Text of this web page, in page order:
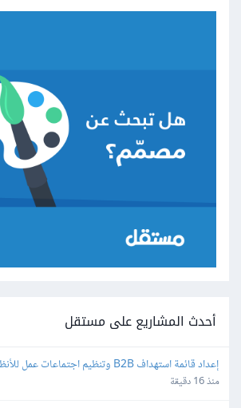
أحدث المشاريع على مستقل
إعداد قائمة استهداف B2B وتنظيم اجتماعات عمل للأنظمة البرمجية
منذ 16 دقيقة